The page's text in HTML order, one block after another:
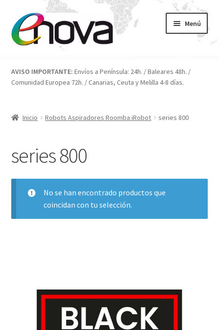
a
la
al
contenido
Menú
Blog
Contacto
ENOVA
AVISO IMPORTANTE: Envíos a Península: 24h. / Baleares 48h. /
Comunidad Europea 72h. / Canarias, Ceuta y Melilla 4-8 días.
Inicio Robots Aspiradores Roomba iRobot series 800
series 800
No se han encontrado productos que
coincidan con tu selección.